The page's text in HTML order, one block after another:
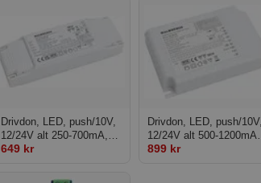
Drivdon, LED, push/10V,
12/24V alt 250-700mA,
25W
649 kr
Drivdon, LED, push/10V,
12/24V alt 500-1200mA,
50W
899 kr